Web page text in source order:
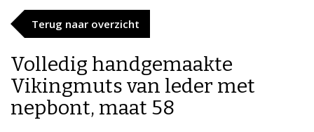
Terug naar overzicht
​​Volledig handgemaakte
Vikingmuts van leder met
nepbont, maat 58